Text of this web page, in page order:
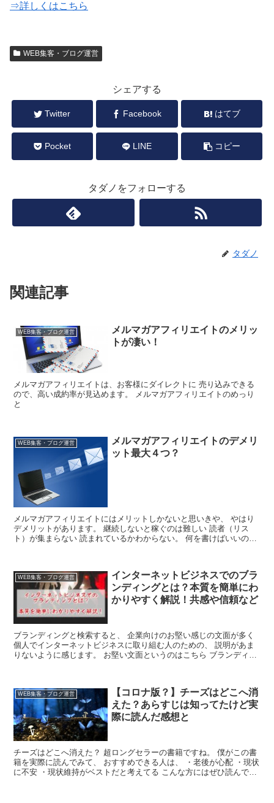
⇒詳しくはこちら
WEB集客・ブログ運営
シェアする
Twitter Facebook はてブ
Pocket LINE コピー
タダノをフォローする
タダノ
関連記事
WEB集客・ブログ運営
メルマガアフィリエイトのメリッ
トが凄い！
メルマガアフィリエイトは、お客様にダイレクトに 売り込みできる
ので、高い成約率が見込めます。 メルマガアフィリエイトのめっり
と
WEB集客・ブログ運営
メルマガアフィリエイトのデメリ
ット最大４つ？
メルマガアフィリエイトにはメリットしかないと思いきや、 やはり
デメリットがあります。 継続しないと稼ぐのは難しい 読者（リス
ト）が集まらない 読まれているかわからない。 何を書けばいいのか
WEB集客・ブログ運営
インターネットビジネスでのブラ
ンディングとは？本質を簡単にわ
かりやすく解説！共感や信頼など
ブランディングと検索すると、 企業向けのお堅い感じの文面が多く
個人でインターネットビジネスに取り組む人のための、 説明があま
りないように感じます。 お堅い文面というのはこちら ブランディン
WEB集客・ブログ運営
【コロナ版？】チーズはどこへ消
えた？あらすじは知ってたけど実
際に読んだ感想と
チーズはどこへ消えた？ 超ロングセラーの書籍ですね。 僕がこの書
籍を実際に読んでみて、 おすすめできる人は、 ・老後が心配 ・現状
に不安 ・現状維持がベストだと考えてる こんな方にはぜひ読んでも